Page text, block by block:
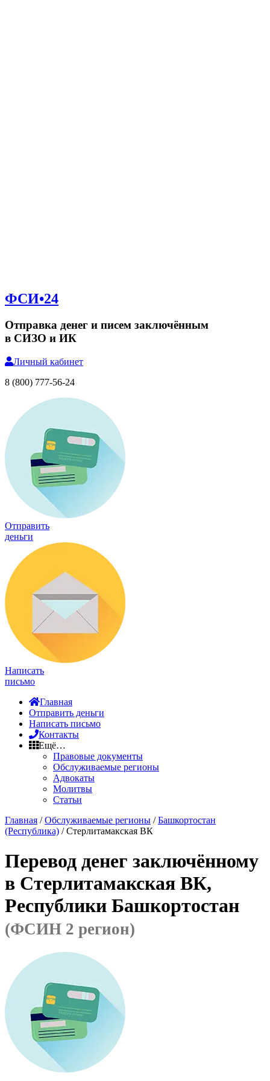
ФСИ•24
Отправка денег и писем заключённым
в СИЗО и ИК
Личный кабинет
8 (800) 777-56-24
Отправить
деньги
Написать
письмо
Главная
Отправить деньги
Написать письмо
Контакты
Ещё…
Правовые документы
Обслуживаемые регионы
Адвокаты
Молитвы
Статьи
Главная /Обслуживаемые регионы /Башкортостан
(Республика) / Стерлитамакская ВК
Перевод денег заключённому
в Стерлитамакская ВК,
Республики Башкортостан
(ФСИН 2 регион)